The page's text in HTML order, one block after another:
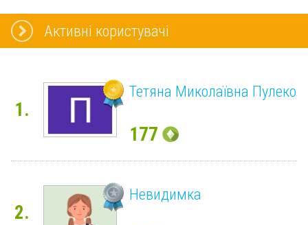
Активні користувачі
1.
Тетяна Миколаївна Пулеко
177
2.
Невидимка